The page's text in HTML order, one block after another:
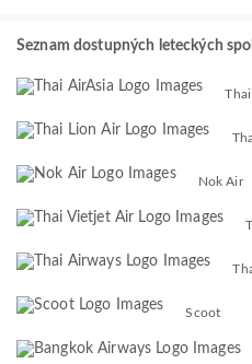
Seznam dostupných leteckých
Nok Air
Scoot